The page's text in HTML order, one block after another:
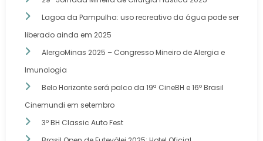
Lagoa da Pampulha: uso recreativo da água pode ser
liberado ainda em 2025
AlergoMinas 2025 – Congresso Mineiro de Alergia e
Imunologia
Belo Horizonte será palco da 19ª CineBH e 16º Brasil
Cinemundi em setembro
3º BH Classic Auto Fest